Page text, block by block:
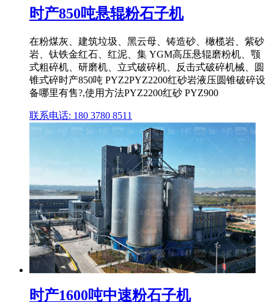
时产850吨悬辊粉石子机
在粉煤灰、建筑垃圾、黑云母、铸造砂、橄榄岩、紫砂
岩、钛铁金红石、红泥、集 YGM高压悬辊磨粉机、颚
式粗碎机、研磨机、立式破碎机、反击式破碎机械、圆
锥式碎时产850吨 PYZ2PYZ2200红砂岩液压圆锥破碎设
备哪里有售?,使用方法PYZ2200红砂 PYZ900
联系电话: 180 3780 8511
时产1600吨中速粉石子机